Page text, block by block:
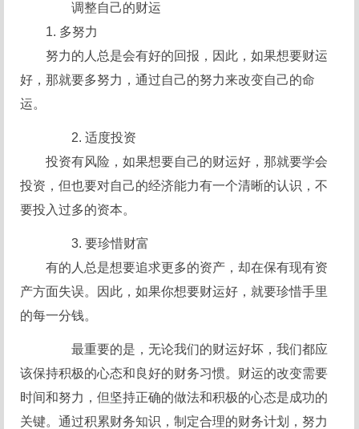
调整自己的财运
1. 多努力
努力的人总是会有好的回报，因此，如果想要财运
好，那就要多努力，通过自己的努力来改变自己的命
运。
2. 适度投资
投资有风险，如果想要自己的财运好，那就要学会
投资，但也要对自己的经济能力有一个清晰的认识，不
要投入过多的资本。
3. 要珍惜财富
有的人总是想要追求更多的资产，却在保有现有资
产方面失误。因此，如果你想要财运好，就要珍惜手里
的每一分钱。
最重要的是，无论我们的财运好坏，我们都应
该保持积极的心态和良好的财务习惯。财运的改变需要
时间和努力，但坚持正确的做法和积极的心态是成功的
关键。通过积累财务知识，制定合理的财务计划，努力